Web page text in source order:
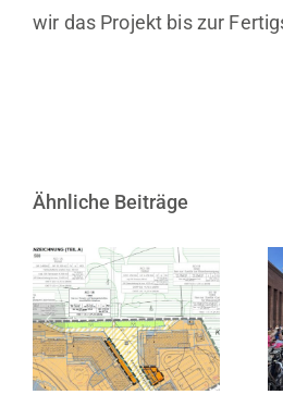
wir das Projekt bis zur
Ähnliche Beiträge
Satzungsbeschluss
zur 1. Änderung
des
Bebauungsplans
Nr. 3 in
Heiligenhafen